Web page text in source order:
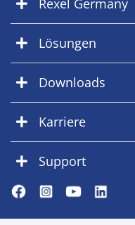
Rexel Germany
Lösungen
Downloads
Karriere
Support